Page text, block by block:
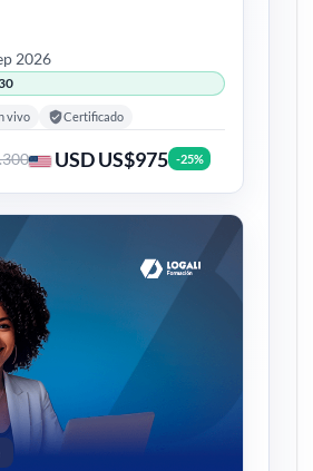
2026
vivo Certificado
USD US$975 -25%